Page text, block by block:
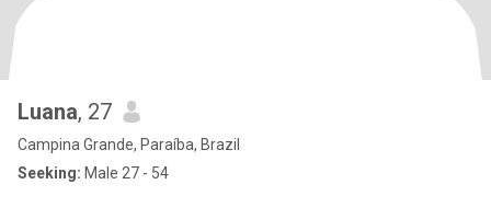
Luana, 27
Campina Grande, Paraíba, Brazil
Seeking: Male 27 - 54